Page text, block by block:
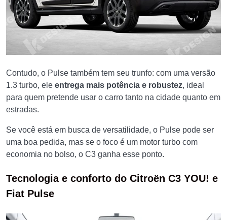
Contudo, o Pulse também tem seu trunfo: com uma versão
1.3 turbo, ele entrega mais potência e robustez, ideal
para quem pretende usar o carro tanto na cidade quanto em
estradas.
Se você está em busca de versatilidade, o Pulse pode ser
uma boa pedida, mas se o foco é um motor turbo com
economia no bolso, o C3 ganha esse ponto.
Tecnologia e conforto do Citroën C3 YOU! e
Fiat Pulse